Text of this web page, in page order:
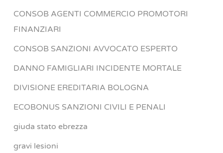
CONSOB AGENTI COMMERCIO PROMOTORI
FINANZIARI
CONSOB SANZIONI AVVOCATO ESPERTO
DANNO FAMIGLIARI INCIDENTE MORTALE
DIVISIONE EREDITARIA BOLOGNA
ECOBONUS SANZIONI CIVILI E PENALI
giuda stato ebrezza
gravi lesioni